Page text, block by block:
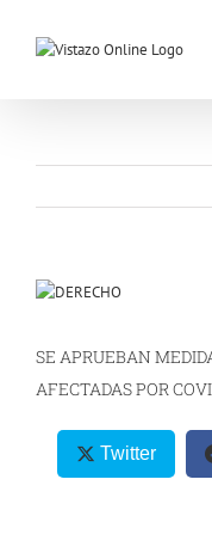
contenido
Ver
grande
SE APRUEBAN
AFECTADAS POR
Twitter